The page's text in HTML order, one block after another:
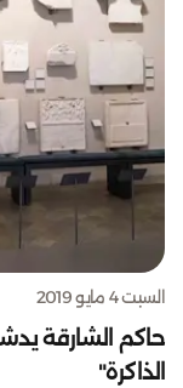
السبت 4 مايو 2019
حاكم الشارقة
الذاكرة"